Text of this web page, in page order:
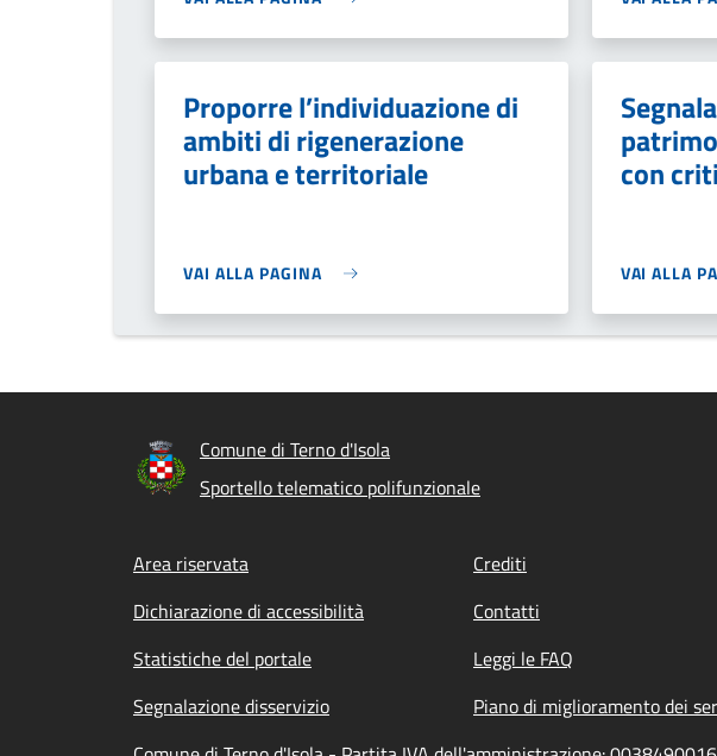
Proporre l’individuazione di
ambiti di rigenerazione
urbana e territoriale
VAI ALLA PAGINA
con
VAI ALLA
Comune di Terno d'Isola
Sportello telematico polifunzionale
Footer menu
Area riservata Crediti
Dichiarazione di accessibilità
Contatti
Statistiche del portale
Leggi le FAQ
Segnalazione disservizio
Piano di miglioramento dei